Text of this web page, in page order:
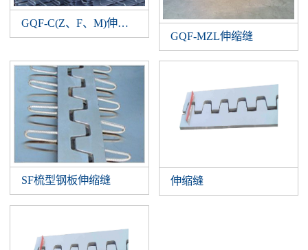
GQF-C(Z、F、M)伸缩缝
GQF-MZL伸缩缝
SF梳型钢板伸缩缝 伸缩缝